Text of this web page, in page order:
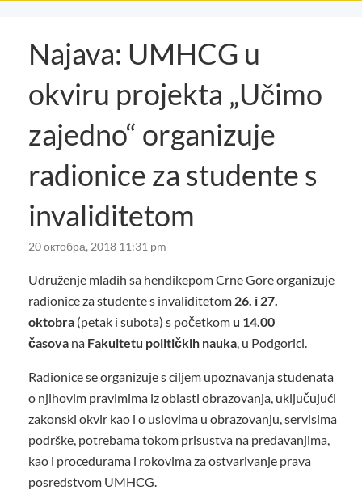
Najava: UMHCG u
okviru projekta „Učimo
zajedno“ organizuje
radionice za studente s
invaliditetom
20 октобра, 2018 11:31 pm
Udruženje mladih sa hendikepom Crne Gore organizuje
radionice za studente s invaliditetom 26. i 27.
oktobra (petak i subota) s početkom u 14.00
časova na Fakultetu političkih nauka, u Podgorici.
Radionice se organizuje s ciljem upoznavanja studenata
o njihovim pravimima iz oblasti obrazovanja, uključujući
zakonski okvir kao i o uslovima u obrazovanju, servisima
podrške, potrebama tokom prisustva na predavanjima,
kao i procedurama i rokovima za ostvarivanje prava
posredstvom UMHCG.